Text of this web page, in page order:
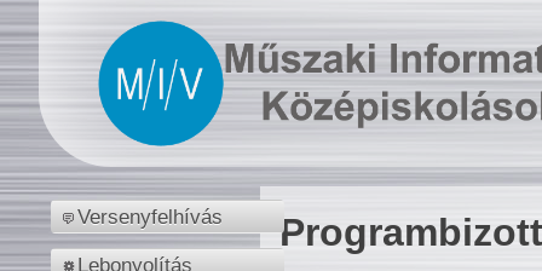
Versenyfelhívás
Lebonyolítás